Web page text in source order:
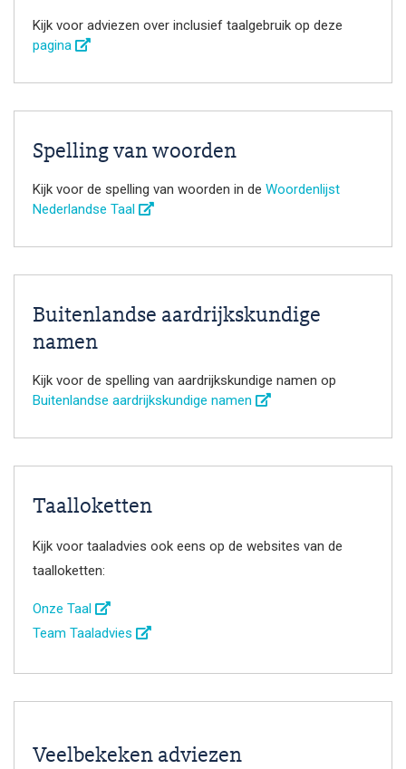
Kijk voor adviezen over inclusief taalgebruik op deze
pagina
Spelling van woorden
Kijk voor de spelling van woorden in de Woordenlijst
Nederlandse Taal
Buitenlandse aardrijkskundige
namen
Kijk voor de spelling van aardrijkskundige namen op
Buitenlandse aardrijkskundige namen
Taalloketten
Kijk voor taaladvies ook eens op de websites van de
taalloketten:
Onze Taal
Team Taaladvies
Veelbekeken adviezen